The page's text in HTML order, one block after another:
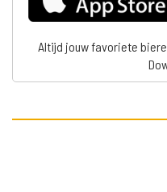
Altijd jouw favoriete